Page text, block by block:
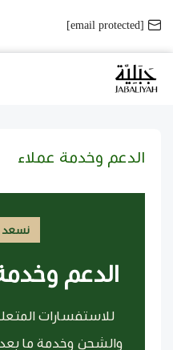
[email protected]
الدعم وخدمة عملاء
نسعد
الدعم
للاستفسارات
والشحن وخدمة ما بعد